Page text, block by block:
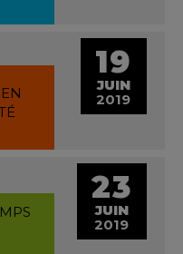
19
JUIN
2019
23
JUIN
2019